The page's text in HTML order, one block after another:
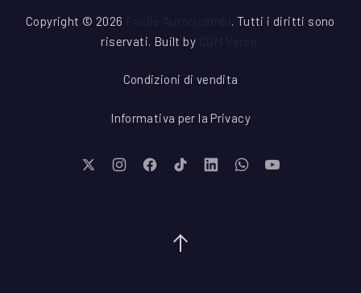
Copyright © 2026 Facile Autoricambi . Tutti i diritti sono
riservati. Built by CGM Verse
Condizioni di vendita
Informativa per la Privacy
New Window
New Window
New Window
New Window
New Window
New WindowNew Window